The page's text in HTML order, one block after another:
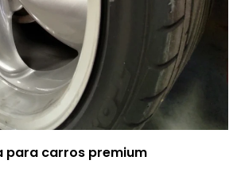
para carros premium